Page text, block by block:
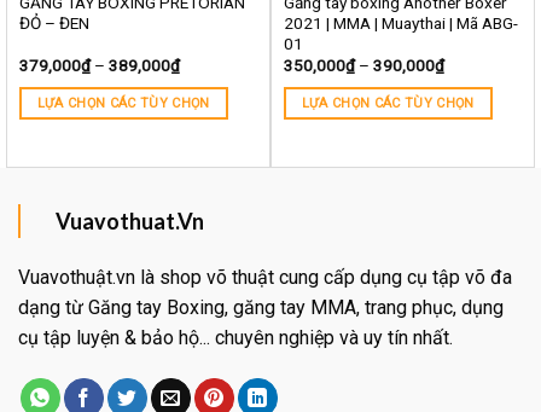
ĐỎ – ĐEN
379,000₫– 389,000₫
LỰA CHỌN CÁC TÙY CHỌN
2021 | MMA | Muaythai | Mã ABG-
01
350,000₫– 390,000₫
LỰA CHỌN CÁC TÙY CHỌN
Vuavothuat.Vn
Vuavothuật.vn là shop võ thuật cung cấp dụng cụ tập võ đa
dạng từ Găng tay Boxing, găng tay MMA, trang phục, dụng
cụ tập luyện & bảo hộ... chuyên nghiệp và uy tín nhất.